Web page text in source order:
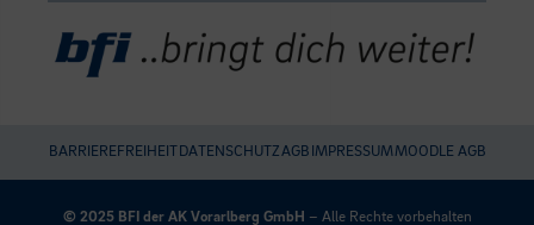
BARRIEREFREIHEIT DATENSCHUTZAGB IMPRESSUMMOODLE AGB
© 2025 BFI der AK Vorarlberg GmbH – Alle Rechte vorbehalten
mit